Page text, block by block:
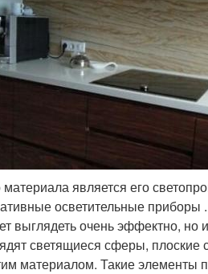
является его
осветительные приборы
выглядеть очень эффектно, но
светящиеся сферы, плоские
материалом. Такие элементы